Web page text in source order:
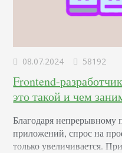
08.07.2024 58192
Frontend-
это такой и чем
Благодаря непрерывному
приложений, спрос на
только увеличивается.